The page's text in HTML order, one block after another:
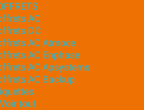
AC
DC
AC Atmoce
AC Enphase
AC Apsystems
AC Backup
Voir tout